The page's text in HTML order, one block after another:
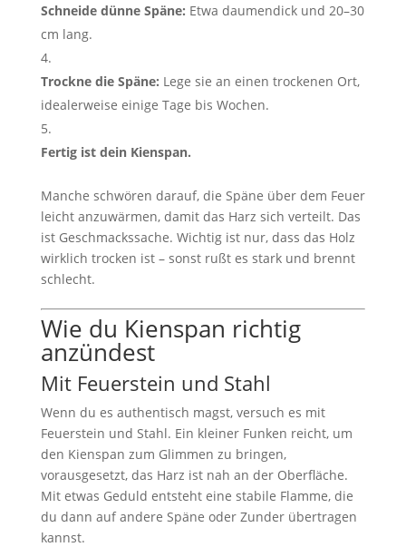
Schneide dünne Späne: Etwa daumendick und 20–30
cm lang.
Trockne die Späne: Lege sie an einen trockenen Ort,
idealerweise einige Tage bis Wochen.
Fertig ist dein Kienspan.
Manche schwören darauf, die Späne über dem Feuer
leicht anzuwärmen, damit das Harz sich verteilt. Das
ist Geschmackssache. Wichtig ist nur, dass das Holz
wirklich trocken ist – sonst rußt es stark und brennt
schlecht.
Wie du Kienspan richtig
anzündest
Mit Feuerstein und Stahl
Wenn du es authentisch magst, versuch es mit
Feuerstein und Stahl. Ein kleiner Funken reicht, um
den Kienspan zum Glimmen zu bringen,
vorausgesetzt, das Harz ist nah an der Oberfläche.
Mit etwas Geduld entsteht eine stabile Flamme, die
du dann auf andere Späne oder Zunder übertragen
kannst.